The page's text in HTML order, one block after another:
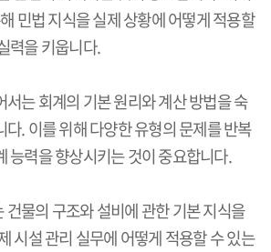
민법 지식을 실제 상황에 어떻게 적용할
력을 키웁니다.
는 회계의 기본 원리와 계산 방법을 숙
. 이를 위해 다양한 유형의 문제를 반복
능력을 향상시키는 것이 중요합니다.
물의 구조와 설비에 관한 기본 지식을
시설 관리 실무에 어떻게 적용할 수 있는